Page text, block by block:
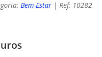
Bem-Estar | Ref: 10282